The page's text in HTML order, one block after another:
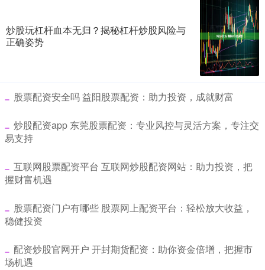
炒股玩杠杆血本无归？揭秘杠杆炒股风险与
正确姿势
​股票配资安全吗 益阳股票配资：助力投资，成就财富
​炒股配资app 东莞股票配资：专业风控与灵活方案，专注交
易支持
​互联网股票配资平台 互联网炒股配资网站：助力投资，把
握财富机遇
​股票配资门户有哪些 股票网上配资平台：轻松放大收益，
稳健投资
​配资炒股官网开户 开封期货配资：助你资金倍增，把握市
场机遇